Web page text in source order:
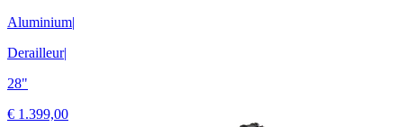
Aluminium|
Derailleur|
28"
€ 1.399,00